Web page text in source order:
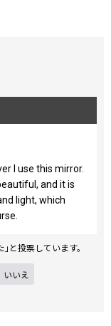
I use this mirror.
and it is
light, which
と投票しています。
いいえ